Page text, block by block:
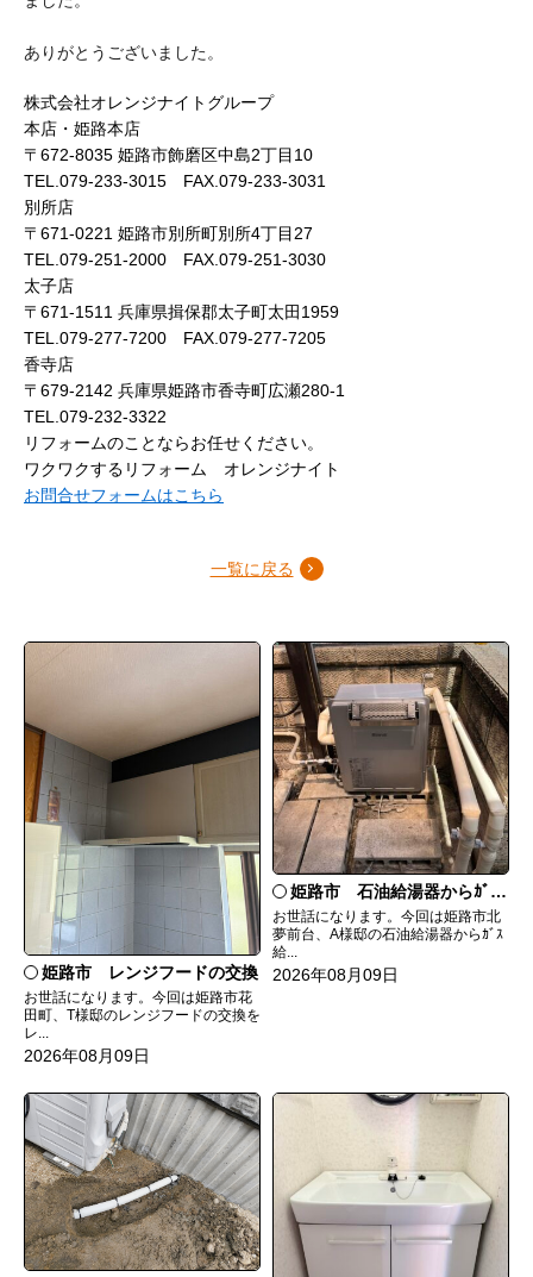
ありがとうございました。
株式会社オレンジナイトグループ
本店・姫路本店
〒672-8035 姫路市飾磨区中島2丁目10
TEL.079-233-3015 FAX.079-233-3031
別所店
〒671-0221 姫路市別所町別所4丁目27
TEL.079-251-2000 FAX.079-251-3030
太子店
〒671-1511 兵庫県揖保郡太子町太田1959
TEL.079-277-7200 FAX.079-277-7205
香寺店
〒679-2142 兵庫県姫路市香寺町広瀬280-1
TEL.079-232-3322
リフォームのことならお任せください。
ワクワクするリフォーム オレンジナイト
お問合せフォームはこちら
一覧に戻る
姫路市 レンジフードの交換
お世話になります。今回は姫路市花
田町、T様邸のレンジフードの交換を
レ...
2026年08月09日
姫路市 石油給湯器からｶﾞｽ給湯器へ取替
お世話になります。今回は姫路市北
夢前台、A様邸の石油給湯器からｶﾞｽ
給...
2026年08月09日